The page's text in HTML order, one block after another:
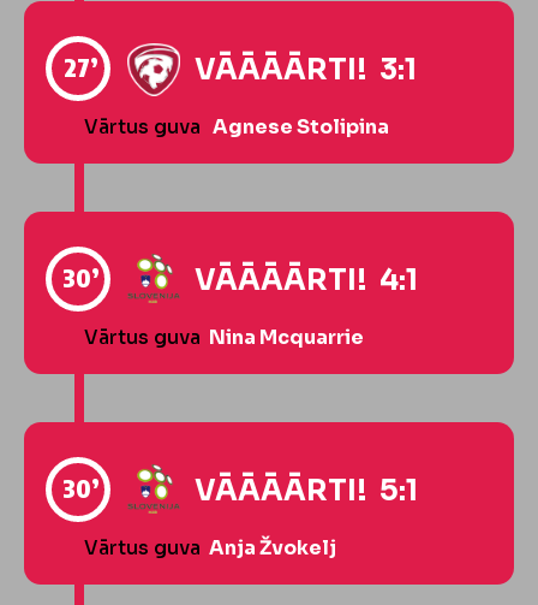
27’ VĀĀĀĀRTI! 3:1
Vārtus guva Agnese Stolipina
30’ VĀĀĀĀRTI! 4:1
Vārtus guva Nina Mcquarrie
30’ VĀĀĀĀRTI! 5:1
Vārtus guva Anja Žvokelj